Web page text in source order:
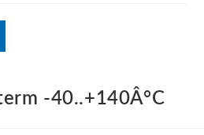
-40..+140Â°C